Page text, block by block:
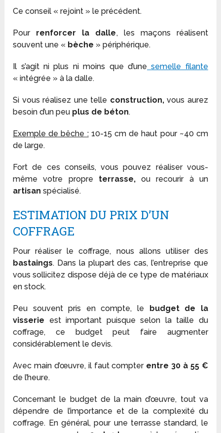
Ce conseil « rejoint » le précédent.
Pour renforcer la dalle, les maçons réalisent
souvent une « bèche » périphérique.
Il s’agit ni plus ni moins que d’une semelle filante
« intégrée » à la dalle.
Si vous réalisez une telle construction,vous aurez
besoin d’un peu plus de béton.
Exemple de bêche :10-15 cm de haut pour ~40 cm
de large.
Fort de ces conseils, vous pouvez réaliser vous-
même votre propre terrasse,ou recourir à un
artisan spécialisé.
ESTIMATION DU PRIX D’UN
COFFRAGE
Pour réaliser le coffrage, nous allons utiliser des
bastaings. Dans la plupart des cas, l’entreprise que
vous sollicitez dispose déjà de ce type de matériaux
en stock.
Peu souvent pris en compte, le
budget de la
visserie est important puisque selon la taille du
coffrage, ce budget peut faire augmenter
considérablement le devis.
Avec main d’œuvre, il faut compter entre 30 à 55 €
de l’heure.
Concernant le budget de la main d’œuvre, tout va
dépendre de l’importance et de la complexité du
coffrage. En général, pour une terrasse standard, le